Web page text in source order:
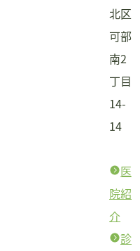
北区
可部
南2
丁目
14-
14
医
院紹
介
診